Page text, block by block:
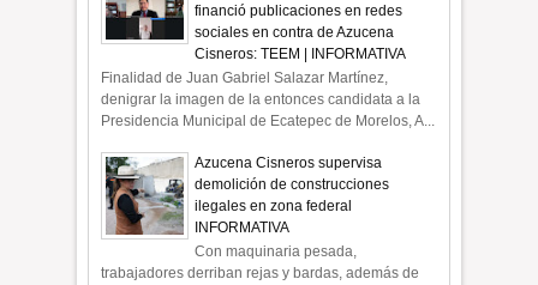
financió publicaciones en redes
sociales en contra de Azucena
Cisneros: TEEM | INFORMATIVA
Finalidad de Juan Gabriel Salazar Martínez,
denigrar la imagen de la entonces candidata a la
Presidencia Municipal de Ecatepec de Morelos, A...
Azucena Cisneros supervisa
demolición de construcciones
ilegales en zona federal
INFORMATIVA
Con maquinaria pesada,
trabajadores derriban rejas y bardas, además de